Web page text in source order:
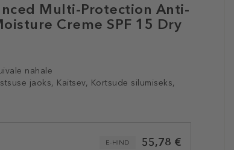
Multi-Protection Anti-
Creme SPF 15 Dry
nahale
jaoks, Kaitsev, Kortsude silumiseks,
5st
1
tagasisidest
55,78 €
E-HIND